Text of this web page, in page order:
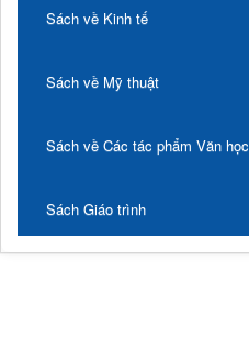
Sách về Kinh tế
Sách về Mỹ thuật
Sách về Các tác phẩm Văn học
Sách Giáo trình